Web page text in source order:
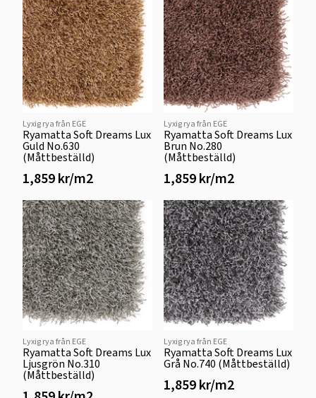
Lyxig rya från EGE
Ryamatta Soft Dreams Lux
Guld No.630
(Måttbeställd)
1,859 kr/m2
Lyxig rya från EGE
Ryamatta Soft Dreams Lux
Brun No.280
(Måttbeställd)
1,859 kr/m2
Lyxig rya från EGE
Ryamatta Soft Dreams Lux
Ljusgrön No.310
(Måttbeställd)
Lyxig rya från EGE
Ryamatta Soft Dreams Lux
Grå No.740 (Måttbeställd)
1,859 kr/m2